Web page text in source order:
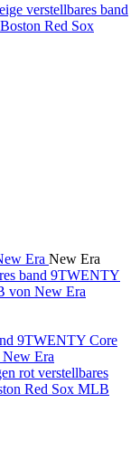
verstellbares band
Red Sox
Era New Era
band 9TWENTY
von New Era
rot verstellbares
Red Sox MLB